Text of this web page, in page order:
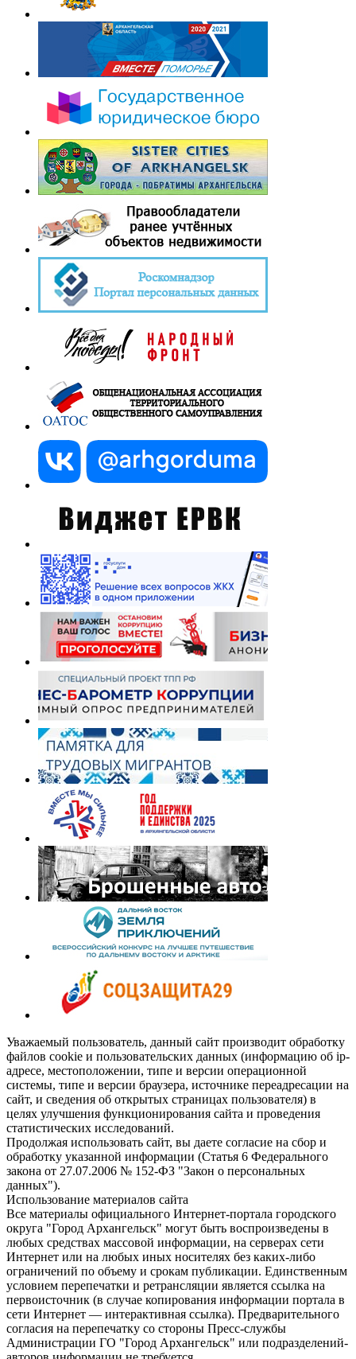
Уважаемый пользователь, данный сайт производит обработку
файлов cookie и пользовательских данных (информацию об ip-
адресе, местоположении, типе и версии операционной
системы, типе и версии браузера, источнике переадресации на
сайт, и сведения об открытых страницах пользователя) в
целях улучшения функционирования сайта и проведения
статистических исследований.
Продолжая использовать сайт, вы даете согласие на сбор и
обработку указанной информации (Статья 6 Федерального
закона от 27.07.2006 № 152-ФЗ "Закон о персональных
данных").
Использование материалов сайта
Все материалы официального Интернет-портала городского
округа "Город Архангельск" могут быть воспроизведены в
любых средствах массовой информации, на серверах сети
Интернет или на любых иных носителях без каких-либо
ограничений по объему и срокам публикации. Единственным
условием перепечатки и ретрансляции является ссылка на
первоисточник (в случае копирования информации портала в
сети Интернет — интерактивная ссылка). Предварительного
согласия на перепечатку со стороны Пресс-службы
Администрации ГО "Город Архангельск" или подразделений-